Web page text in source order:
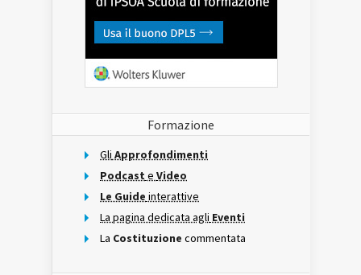
Formazione
Gli Approfondimenti
Podcast e Video
Le Guide interattive
La pagina dedicata agli Eventi
La Costituzione commentata